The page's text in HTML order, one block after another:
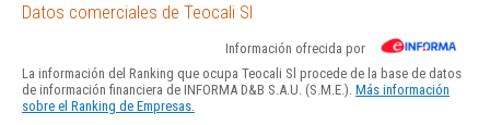
Datos comerciales de Teocali Sl
Información ofrecida por
La información del Ranking que ocupa Teocali Sl procede de la base de datos
de información financiera de INFORMA D&B S.A.U. (S.M.E.). Más información
sobre el Ranking de Empresas.